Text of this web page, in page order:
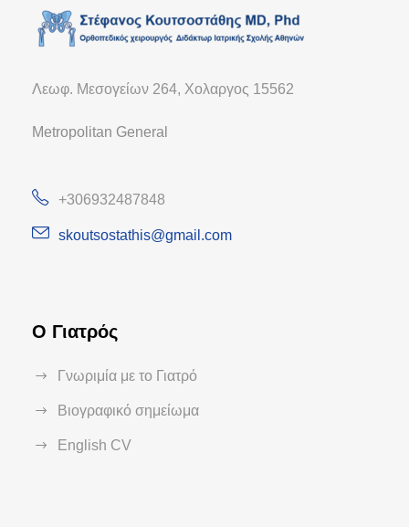
Λεωφ. Μεσογείων 264, Χολαργος 15562
Metropolitan General
+306932487848
skoutsostathis@gmail.com
Ο Γιατρός
Γνωριμία με το Γιατρό
Βιογραφικό σημείωμα
English CV